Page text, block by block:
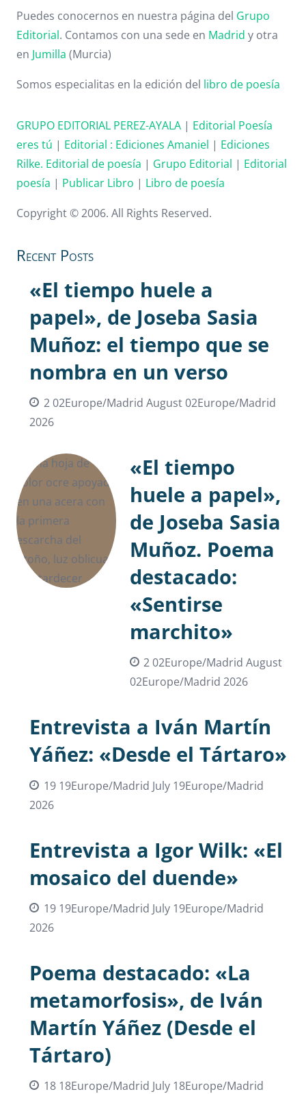
Puedes conocernos en nuestra página del Grupo
Editorial. Contamos con una sede en Madrid y otra
en Jumilla (Murcia)
Somos especialitas en la edición del libro de poesía
GRUPO EDITORIAL PEREZ-AYALA | Editorial Poesía
eres tú | Editorial : Ediciones Amaniel | Ediciones
Rilke. Editorial de poesía | Grupo Editorial | Editorial
poesía | Publicar Libro | Libro de poesía
Copyright © 2006. All Rights Reserved.
Recent Posts
«El tiempo huele a
papel», de Joseba Sasia
Muñoz: el tiempo que se
nombra en un verso
2 02Europe/Madrid August 02Europe/Madrid
2026
«El tiempo
huele a papel»,
de Joseba Sasia
Muñoz. Poema
destacado:
«Sentirse
marchito»
2 02Europe/Madrid August
02Europe/Madrid 2026
Entrevista a Iván Martín
Yáñez: «Desde el Tártaro»
19 19Europe/Madrid July 19Europe/Madrid
2026
Entrevista a Igor Wilk: «El
mosaico del duende»
19 19Europe/Madrid July 19Europe/Madrid
2026
Poema destacado: «La
metamorfosis», de Iván
Martín Yáñez (Desde el
Tártaro)
18 18Europe/Madrid July 18Europe/Madrid